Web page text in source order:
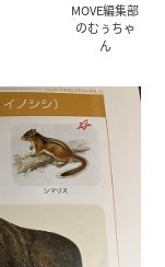
MOVE編集部
のむぅちゃ
ん